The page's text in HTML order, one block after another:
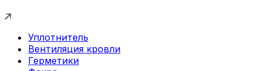
Уплотнитель
Вентиляция кровли
Герметики